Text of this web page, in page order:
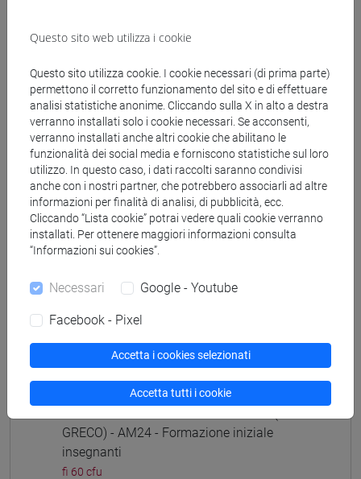
[FI24] LINGUE E CULTURE STRANIERE NEGLI
ISTITUTI DI ISTRUZIONE DI II GRADO
(GIAPPONESE) - AJ24 - Formazione iniziale
insegnanti
fi 60 cfu
[FI25] LINGUE E CULTURE STRANIERE NEGLI
ISTITUTI DI ISTRUZIONE DI II GRADO
(PORTOGHESE) - AN24 - Formazione iniziale
insegnanti
fi 60 cfu
[FI26] LINGUA E CULTURA STRANIERA
(EBRAICO) - AK24 - Formazione iniziale
[FI27] LINGUA E CULTURA STRANIERA
insegnanti
[FI28] LINGUE E CULTURE STRANIERE NEGLI
GRECO) - AM24 - Formazione iniziale
insegnanti
fi 60 cfu
Questo sito web utilizza i cookie
Questo sito utilizza cookie. I cookie necessari (di prima parte)
permettono il corretto funzionamento del sito e di effettuare
analisi statistiche anonime. Cliccando sulla X in alto a destra
verranno installati solo i cookie necessari. Se acconsenti,
verranno installati anche altri cookie che abilitano le
funzionalità dei social media e forniscono statistiche sul loro
utilizzo. In questo caso, i dati raccolti saranno condivisi
anche con i nostri partner, che potrebbero associarli ad altre
informazioni per finalità di analisi, di pubblicità, ecc.
Cliccando “Lista cookie” potrai vedere quali cookie verranno
installati. Per ottenere maggiori informazioni consulta
“Informazioni sui cookies”.
Necessari Google - Youtube
Facebook - Pixel
Accetta i cookies selezionati
Accetta tutti i cookie